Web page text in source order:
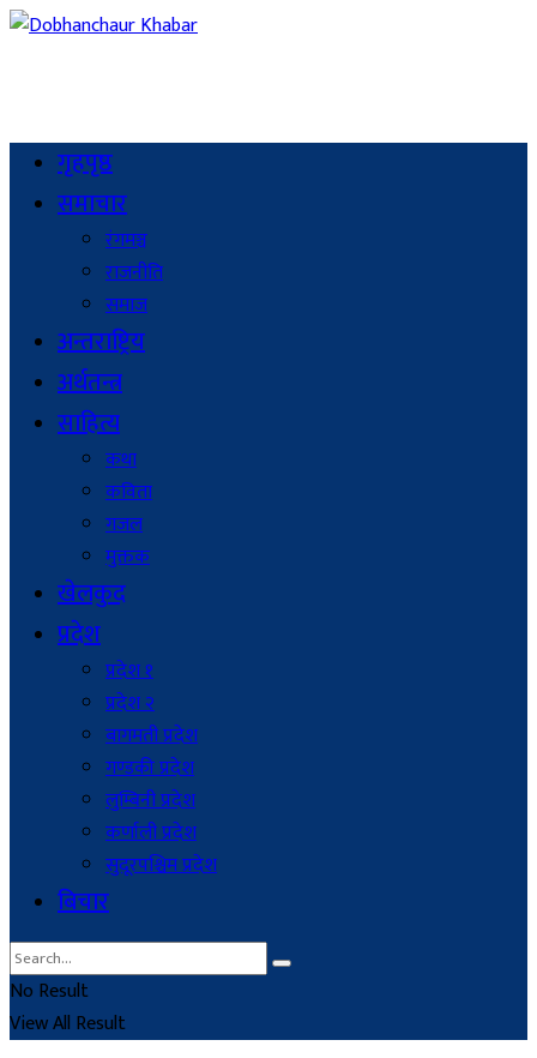
गृहपृष्ठ
समाचार
रंगमञ्च
राजनीति
समाज
अन्तराष्ट्रिय
अर्थतन्त्र
साहित्य
कथा
कविता
गजल
मुक्तक
खेलकुद
प्रदेश
प्रदेश १
प्रदेश २
बागमती प्रदेश
गण्डकी प्रदेश
लुम्बिनी प्रदेश
कर्णाली प्रदेश
सुदूरपश्चिम प्रदेश
बिचार
No Result
View All Result